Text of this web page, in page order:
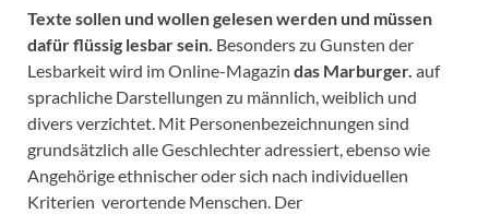
Texte sollen und wollen gelesen werden und müssen
dafür flüssig lesbar sein. Besonders zu Gunsten der
Lesbarkeit wird im Online-Magazin das Marburger. auf
sprachliche Darstellungen zu männlich, weiblich und
divers verzichtet. Mit Personenbezeichnungen sind
grundsätzlich alle Geschlechter adressiert, ebenso wie
Angehörige ethnischer oder sich nach individuellen
Kriterien verortende Menschen. Der